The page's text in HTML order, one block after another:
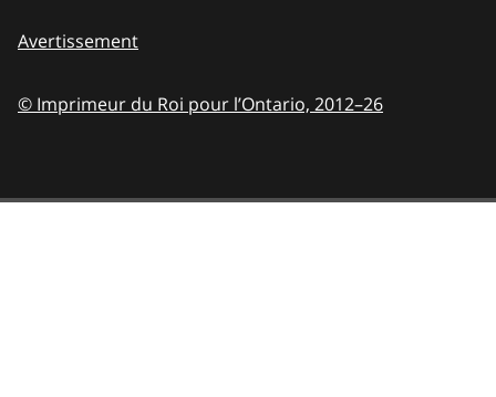
Avertissement
© Imprimeur du Roi pour l’Ontario, 2012–26